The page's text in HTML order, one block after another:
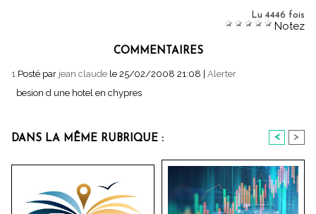
Lu 4446 fois
Notez
COMMENTAIRES
1.Posté par jean claude le 25/02/2008 21:08
Alerter
besion d une hotel en chypres
DANS LA MÊME RUBRIQUE : < >